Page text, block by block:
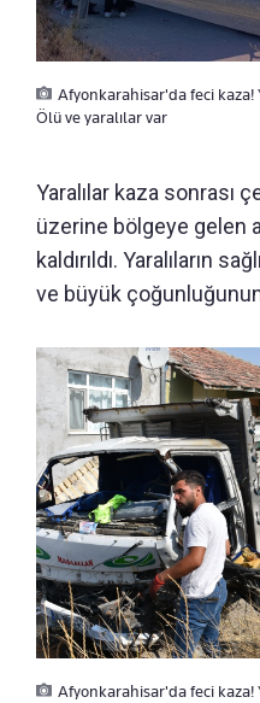
Afyonkarahisar'da feci kaza!
Ölü ve yaralılar var
Yaralılar kaza sonrası
üzerine bölgeye gelen
kaldırıldı. Yaralıların
ve büyük
Afyonkarahisar'da feci kaza!